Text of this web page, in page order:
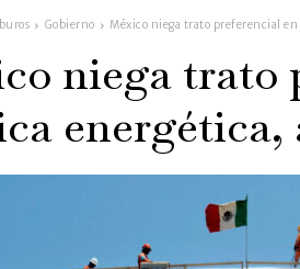
Gobierno México niega trato preferencial
niega trato
energética,